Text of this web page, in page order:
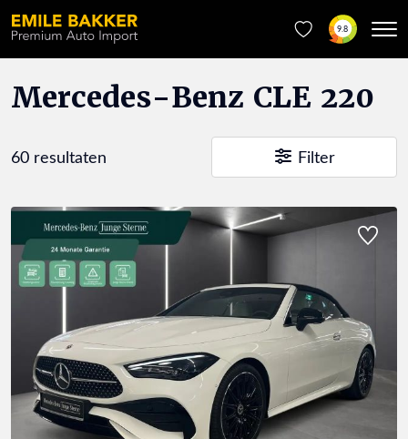
9.8
Mercedes-Benz CLE 220
60 resultaten Filter